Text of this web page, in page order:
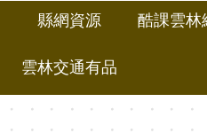
縣網資源
雲林交通有品